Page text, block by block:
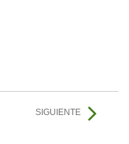
SIGUIENTE